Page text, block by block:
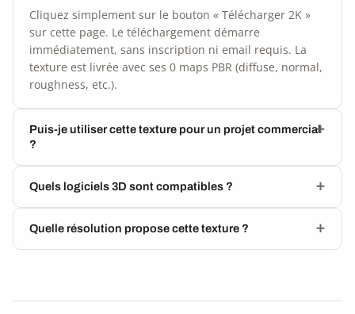
Cliquez simplement sur le bouton « Télécharger 2K »
sur cette page. Le téléchargement démarre
immédiatement, sans inscription ni email requis. La
texture est livrée avec ses 0 maps PBR (diffuse, normal,
roughness, etc.).
Puis-je utiliser cette texture pour un projet commercial
?
Quels logiciels 3D sont compatibles ?
Quelle résolution propose cette texture ?